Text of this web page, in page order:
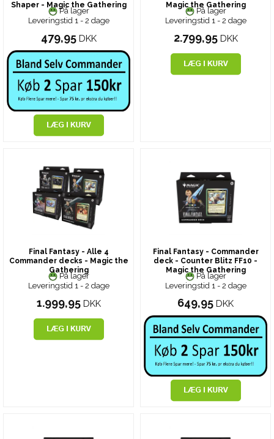
Shaper - Magic the Gathering
På lager
Leveringstid 1 - 2 dage
479,95 DKK
Magic the Gathering
På lager
Leveringstid 1 - 2 dage
2.799,95 DKK
Final Fantasy - Alle 4
Commander decks - Magic the
Gathering
På lager
Leveringstid 1 - 2 dage
1.999,95 DKK
Final Fantasy - Commander
deck - Counter Blitz FF10 -
Magic the Gathering
På lager
Leveringstid 1 - 2 dage
649,95 DKK